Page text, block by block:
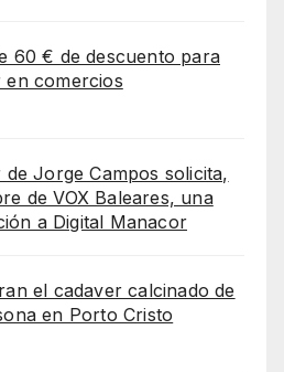
60 € de descuento para
comercios
de Jorge Campos solicita,
de VOX Baleares, una
a Digital Manacor
el cadaver calcinado de
en Porto Cristo